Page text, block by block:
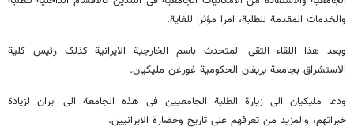
والخدمات المقدمة للطلبة، امرا مؤثرا للغایة.
وبعد هذا اللقاء التقی المتحدث باسم الخارجیة الایرانیة کذلک رئیس کلیة
الاستشراق بجامعة یریفان الحکومیة غورغن ملیکیان.
ودعا ملیکیان الی زیارة الطلبة الجامعیین فی هذه الجامعة الی ایران لزیادة
خبراتهم، والمزید من تعرفهم علی تاریخ وحضارة الایرانیین.